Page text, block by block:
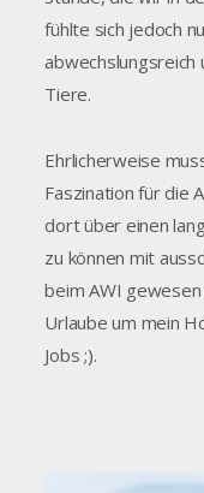
fühlte sich jedoch
Tiere.
Ehrlicherweise
Faszination für die
dort über einen
zu können mit
beim AWI gewesen
Urlaube um mein
Jobs ;).